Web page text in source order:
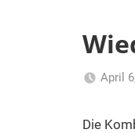
April
Die